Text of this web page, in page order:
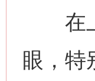
在上
眼，特